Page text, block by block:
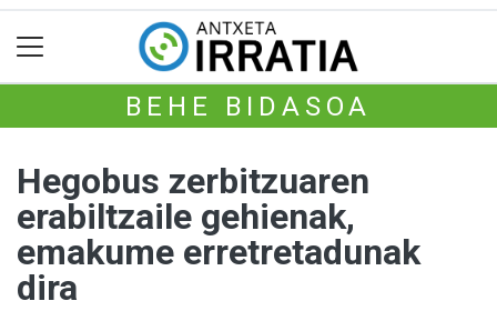
BEHE BIDASOA
Hegobus zerbitzuaren
erabiltzaile gehienak,
emakume erretretadunak
dira